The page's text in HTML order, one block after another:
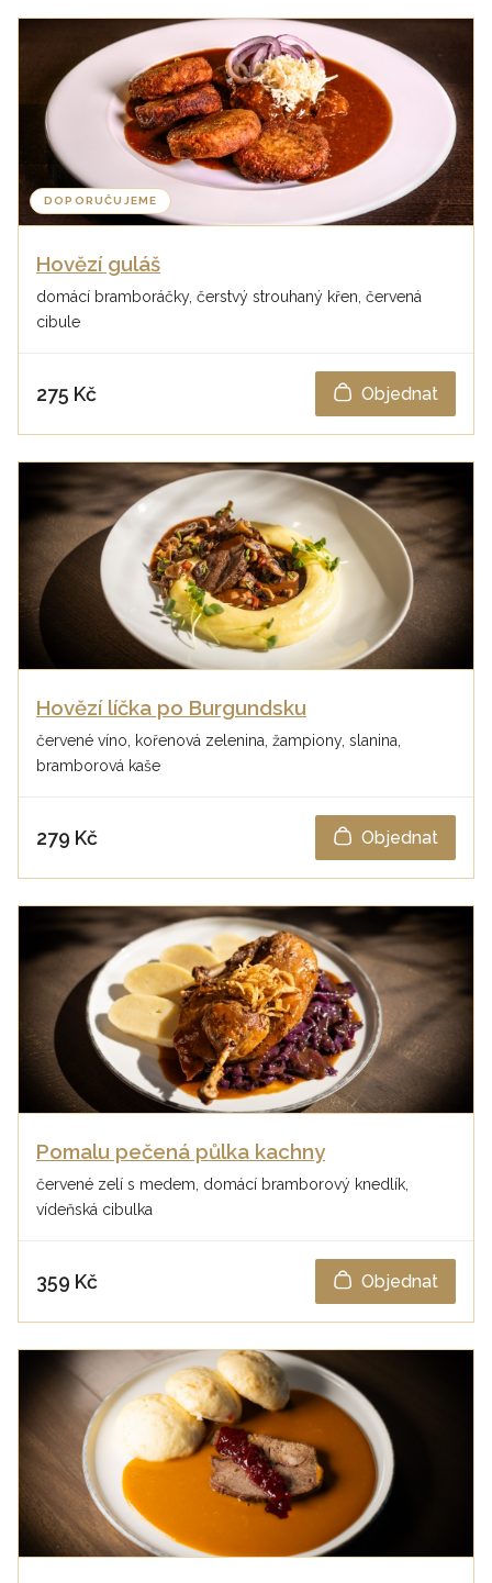
DOPORUČUJEME
Hovězí guláš
domácí bramboráčky, čerstvý strouhaný křen, červená
cibule
275 Kč Objednat
Hovězí líčka po Burgundsku
červené víno, kořenová zelenina, žampiony, slanina,
bramborová kaše
279 Kč Objednat
Pomalu pečená půlka kachny
červené zelí s medem, domácí bramborový knedlík,
vídeňská cibulka
359 Kč Objednat